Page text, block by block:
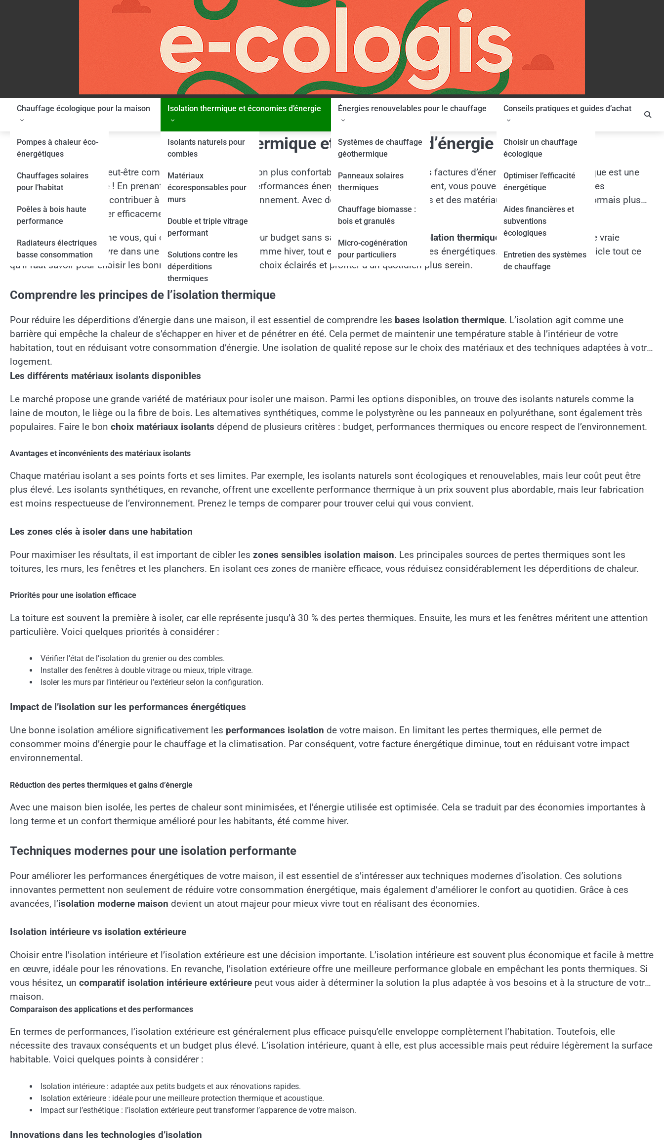
Chauffage écologique pour la maison
Pompes à chaleur éco-
énergétiques
Chauffages solaires
pour l’habitat
Poêles à bois haute
performance
Radiateurs électriques
basse consommation
Isolation thermique et économies d’énergie
Isolants naturels pour
combles
Matériaux
écoresponsables pour
murs
Double et triple vitrage
performant
Solutions contre les
déperditions
thermiques
Énergies renouvelables pour le chauffage
Systèmes de chauffage
géothermique
Panneaux solaires
thermiques
Chauffage biomasse :
bois et granulés
Micro-cogénération
pour particuliers
Conseils pratiques et guides d’achat
Choisir un chauffage
écologique
Optimiser l’efficacité
énergétique
Aides financières et
subventions
écologiques
Entretien des systèmes
de chauffage
Isolation thermique et économies d’énergie
Vous vous demandez peut-être comment rendre votre maison plus confortable, tout en réduisant vos factures d’énergie ? L’isolation thermique est une
solution incontournable ! En prenant soin d’améliorer les performances énergétiques de votre logement, vous pouvez non seulement faire des
économies, mais aussi contribuer à la protection de l’environnement. Avec des techniques modernes et des matériaux innovants, il est désormais plus
facile que jamais d’isoler efficacement son habitation.
Pour les retraités, comme vous, qui cherchent à optimiser leur budget sans sacrifier leur confort, l’ isolation thermique retraitéspeut faire une vraie
différence. Imaginez vivre dans une maison agréable été comme hiver, tout en allégeant vos dépenses énergétiques. Découvrez dans cet article tout ce
qu’il faut savoir pour choisir les bonnes solutions, faire des choix éclairés et profiter d’un quotidien plus serein.
Comprendre les principes de l’isolation thermique
Pour réduire les déperditions d’énergie dans une maison, il est essentiel de comprendre les bases isolation thermique. L’isolation agit comme une
barrière qui empêche la chaleur de s’échapper en hiver et de pénétrer en été. Cela permet de maintenir une température stable à l’intérieur de votre
habitation, tout en réduisant votre consommation d’énergie. Une isolation de qualité repose sur le choix des matériaux et des techniques adaptées à votre
logement.
Les différents matériaux isolants disponibles
Le marché propose une grande variété de matériaux pour isoler une maison. Parmi les options disponibles, on trouve des isolants naturels comme la
laine de mouton, le liège ou la fibre de bois. Les alternatives synthétiques, comme le polystyrène ou les panneaux en polyuréthane, sont également très
populaires. Faire le bon choix matériaux isolants dépend de plusieurs critères : budget, performances thermiques ou encore respect de l’environnement.
Avantages et inconvénients des matériaux isolants
Chaque matériau isolant a ses points forts et ses limites. Par exemple, les isolants naturels sont écologiques et renouvelables, mais leur coût peut être
plus élevé. Les isolants synthétiques, en revanche, offrent une excellente performance thermique à un prix souvent plus abordable, mais leur fabrication
est moins respectueuse de l’environnement. Prenez le temps de comparer pour trouver celui qui vous convient.
Les zones clés à isoler dans une habitation
Pour maximiser les résultats, il est important de cibler les zones sensibles isolation maison. Les principales sources de pertes thermiques sont les
toitures, les murs, les fenêtres et les planchers. En isolant ces zones de manière efficace, vous réduisez considérablement les déperditions de chaleur.
Priorités pour une isolation efficace
La toiture est souvent la première à isoler, car elle représente jusqu’à 30 % des pertes thermiques. Ensuite, les murs et les fenêtres méritent une attention
particulière. Voici quelques priorités à considérer :
Vérifier l’état de l’isolation du grenier ou des combles.
Installer des fenêtres à double vitrage ou mieux, triple vitrage.
Isoler les murs par l’intérieur ou l’extérieur selon la configuration.
Impact de l’isolation sur les performances énergétiques
Une bonne isolation améliore significativement les performances isolation de votre maison. En limitant les pertes thermiques, elle permet de
consommer moins d’énergie pour le chauffage et la climatisation. Par conséquent, votre facture énergétique diminue, tout en réduisant votre impact
environnemental.
Réduction des pertes thermiques et gains d’énergie
Avec une maison bien isolée, les pertes de chaleur sont minimisées, et l’énergie utilisée est optimisée. Cela se traduit par des économies importantes à
long terme et un confort thermique amélioré pour les habitants, été comme hiver.
Techniques modernes pour une isolation performante
Pour améliorer les performances énergétiques de votre maison, il est essentiel de s’intéresser aux techniques modernes d’isolation. Ces solutions
innovantes permettent non seulement de réduire votre consommation énergétique, mais également d’améliorer le confort au quotidien. Grâce à ces
avancées, l’isolation moderne maison devient un atout majeur pour mieux vivre tout en réalisant des économies.
Isolation intérieure vs isolation extérieure
Choisir entre l’isolation intérieure et l’isolation extérieure est une décision importante. L’isolation intérieure est souvent plus économique et facile à mettre
en œuvre, idéale pour les rénovations. En revanche, l’isolation extérieure offre une meilleure performance globale en empêchant les ponts thermiques. Si
vous hésitez, un comparatif isolation intérieure extérieure peut vous aider à déterminer la solution la plus adaptée à vos besoins et à la structure de votre
maison.
Comparaison des applications et des performances
En termes de performances, l’isolation extérieure est généralement plus efficace puisqu’elle enveloppe complètement l’habitation. Toutefois, elle
nécessite des travaux conséquents et un budget plus élevé. L’isolation intérieure, quant à elle, est plus accessible mais peut réduire légèrement la surface
habitable. Voici quelques points à considérer :
Isolation intérieure : adaptée aux petits budgets et aux rénovations rapides.
Isolation extérieure : idéale pour une meilleure protection thermique et acoustique.
Impact sur l’esthétique : l’isolation extérieure peut transformer l’apparence de votre maison.
Innovations dans les technologies d’isolation